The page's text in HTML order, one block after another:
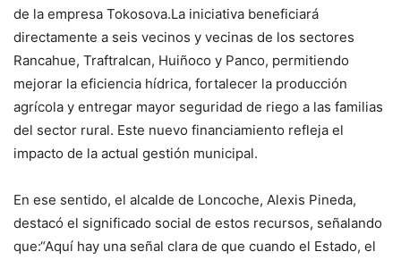
de la empresa Tokosova.La iniciativa beneficiará
directamente a seis vecinos y vecinas de los sectores
Rancahue, Traftralcan, Huiñoco y Panco, permitiendo
mejorar la eficiencia hídrica, fortalecer la producción
agrícola y entregar mayor seguridad de riego a las familias
del sector rural. Este nuevo financiamiento refleja el
impacto de la actual gestión municipal.
En ese sentido, el alcalde de Loncoche, Alexis Pineda,
destacó el significado social de estos recursos, señalando
que:“Aquí hay una señal clara de que cuando el Estado, el